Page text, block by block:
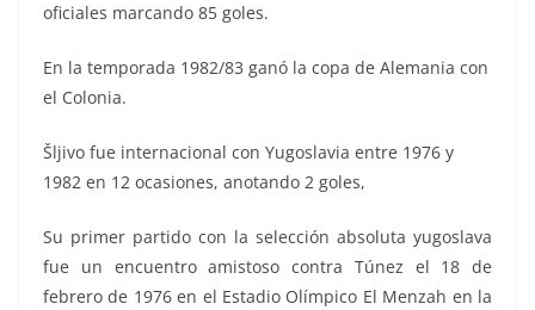
oficiales marcando 85 goles.
En la temporada 1982/83 ganó la copa de Alemania con
el Colonia.
Šljivo fue internacional con Yugoslavia entre 1976 y
1982 en 12 ocasiones, anotando 2 goles,
Su primer partido con la selección absoluta yugoslava
fue un encuentro amistoso contra Túnez el 18 de
febrero de 1976 en el Estadio Olímpico El Menzah en la